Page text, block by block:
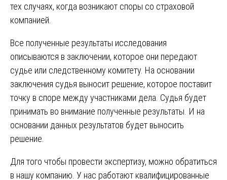
тех случаях, когда возникают споры со страховой
компанией.
Все полученные результаты исследования
описываются в заключении, которое они передают
судье или следственному комитету. На основании
заключения судья выносит решение, которое поставит
точку в споре между участниками дела. Судья будет
принимать во внимание полученные результаты. И на
основании данных результатов будет выносить
решение.
Для того чтобы провести экспертизу, можно обратиться
в нашу компанию. У нас работают квалифицированные